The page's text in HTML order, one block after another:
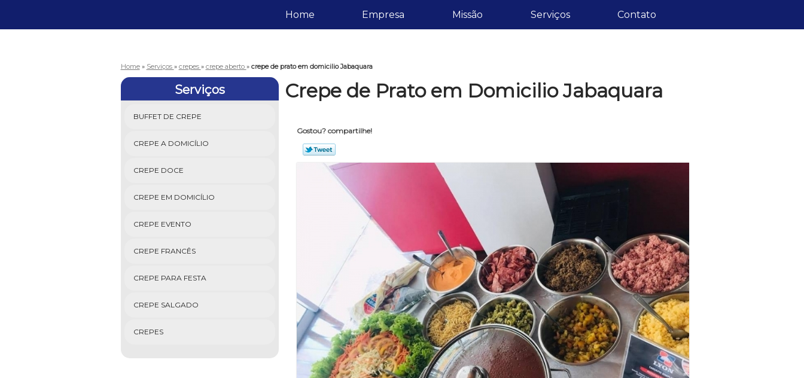
Home Empresa Missão Serviços Contato
Home » Serviços » crepes » crepe aberto » crepe de prato em domicilio Jabaquara
Serviços
BUFFET DE CREPE
CREPE A DOMICÍLIO
CREPE DOCE
CREPE EM DOMICÍLIO
CREPE EVENTO
CREPE FRANCÊS
CREPE PARA FESTA
CREPE SALGADO
CREPES
Crepe de Prato em Domicilio Jabaquara
Gostou? compartilhe!